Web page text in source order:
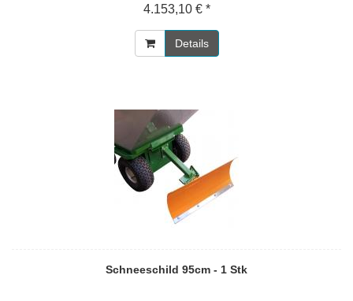
4.153,10 € *
Details
Schneeschild 95cm - 1 Stk